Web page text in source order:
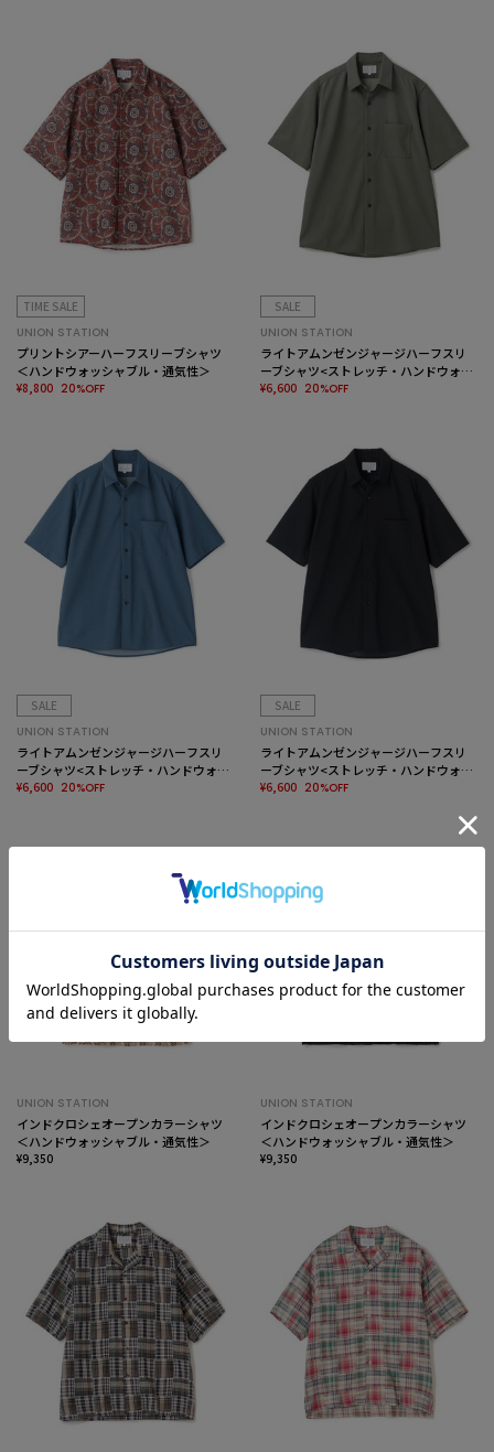
TIME SALE
UNION STATION
プリントシアーハーフスリーブシャツ
＜ハンドウォッシャブル・通気性＞
¥8,800 20%OFF
SALE
UNION STATION
ライトアムンゼンジャージハーフスリ
ーブシャツ<ストレッチ・ハンドウォッ
シャブル>
¥6,600 20%OFF
SALE
UNION STATION
ライトアムンゼンジャージハーフスリ
ーブシャツ<ストレッチ・ハンドウォッ
シャブル>
¥6,600 20%OFF
SALE
UNION STATION
ライトアムンゼンジャージハーフスリ
ーブシャツ<ストレッチ・ハンドウォッ
シャブル>
¥6,600 20%OFF
UNION STATION
インドクロシェオープンカラーシャツ
＜ハンドウォッシャブル・通気性＞
¥9,350
UNION STATION
インドクロシェオープンカラーシャツ
＜ハンドウォッシャブル・通気性＞
¥9,350